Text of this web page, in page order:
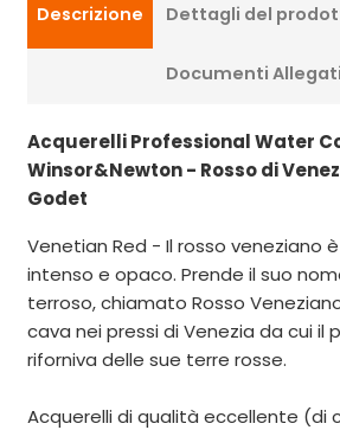
Descrizione Dettagli del
Documenti Allegati
Acquerelli Professional Water
Winsor&Newton - Rosso di
Godet
Venetian Red - Il rosso veneziano
intenso e opaco. Prende il suo
terroso, chiamato Rosso
cava nei pressi di Venezia da cui il
riforniva delle sue terre rosse.
Acquerelli di qualità eccellente (di